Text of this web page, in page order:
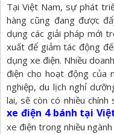
Tại Việt Nam, sự phát
hàng cũng đang được
dụng các giải pháp mới
xuất để giảm tác động
dụng xe điện. Nhiều
điện cho hoạt động của
nghiệp, du lịch nghỉ
lai, sẽ còn có nhiều
xe điện 4 bánh tại
xe điện trong nhiều ngành